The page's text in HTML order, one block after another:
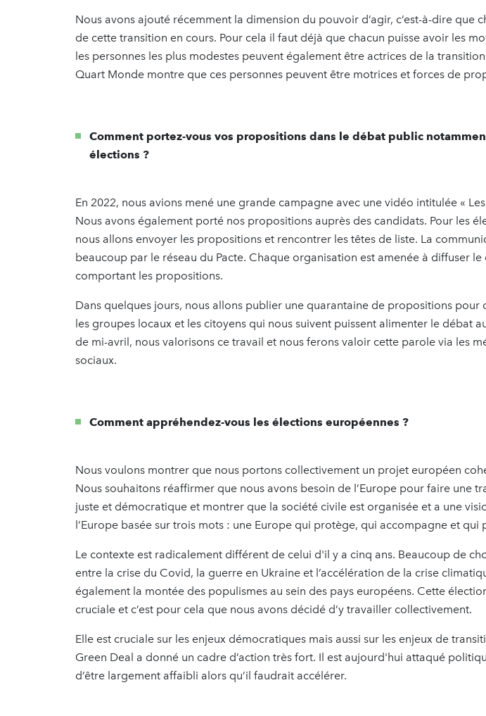
Nous avons ajouté récemment la dimension du pouvoir d’agir, c’est-à-dire que
de cette transition en cours. Pour cela il faut déjà que chacun puisse avoir les
les personnes les plus modestes peuvent également être actrices de la
Quart Monde montre que ces personnes peuvent être motrices et forces de
Comment portez-vous vos propositions dans le débat public
élections ?
En 2022, nous avions mené une grande campagne avec une vidéo intitulée «
Nous avons également porté nos propositions auprès des candidats. Pour les
nous allons envoyer les propositions et rencontrer les têtes de liste. La
beaucoup par le réseau du Pacte. Chaque organisation est amenée à diffuser
comportant les propositions.
Dans quelques jours, nous allons publier une quarantaine de propositions pour
les groupes locaux et les citoyens qui nous suivent puissent alimenter le débat
de mi-avril, nous valorisons ce travail et nous ferons valoir cette parole via les
sociaux.
Comment appréhendez-vous les élections européennes ?
Nous voulons montrer que nous portons collectivement un projet européen
Nous souhaitons réaffirmer que nous avons besoin de l’Europe pour faire une
juste et démocratique et montrer que la société civile est organisée et a une
l’Europe basée sur trois mots : une Europe qui protège, qui accompagne et qui
Le contexte est radicalement différent de celui d'il y a cinq ans. Beaucoup de
entre la crise du Covid, la guerre en Ukraine et l’accélération de la crise
également la montée des populismes au sein des pays européens. Cette
cruciale et c’est pour cela que nous avons décidé d’y travailler collectivement.
Elle est cruciale sur les enjeux démocratiques mais aussi sur les enjeux de
Green Deal a donné un cadre d’action très fort. Il est aujourd'hui attaqué
d’être largement affaibli alors qu’il faudrait accélérer.